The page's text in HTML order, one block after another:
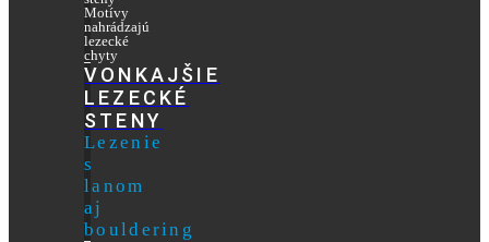
Motívy
nahrádzajú
lezecké
chyty
VONKAJŠIE
LEZECKÉ
STENY
Lezenie
s
lanom
aj
bouldering